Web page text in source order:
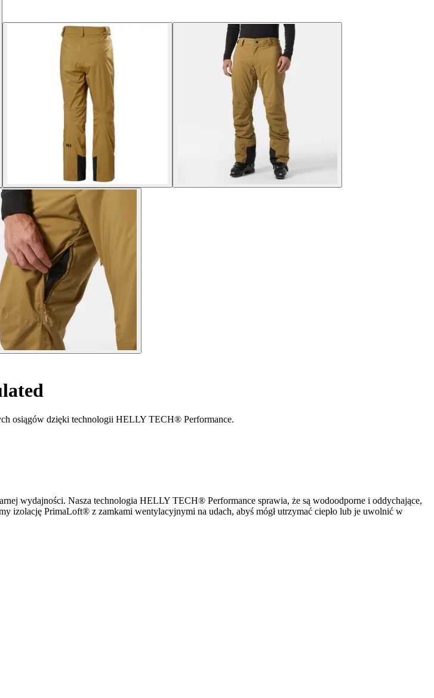
osiągów dzięki technologii HELLY TECH® Performance.
wydajności. Nasza technologia HELLY TECH® Performance sprawia, że są wodoodporne i oddychające,
izolację PrimaLoft® z zamkami wentylacyjnymi na udach, abyś mógł utrzymać ciepło lub je uwolnić w